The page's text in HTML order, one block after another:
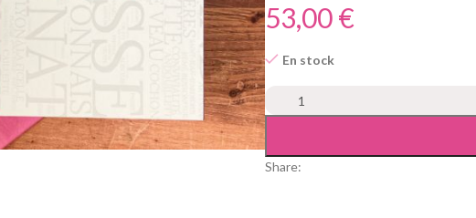
€
En stock
Alternative:
Share: